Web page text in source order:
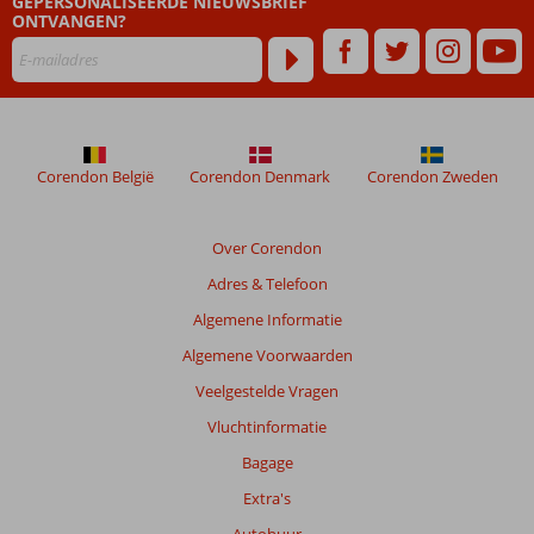
maanden
meer
om
de
ONTVANGEN?
Over Corendon
Adres & Telefoon
Algemene Informatie
Algemene Voorwaarden
Veelgestelde Vragen
Vluchtinformatie
Bagage
Extra's
Corendon België Corendon Denmark Corendon Zweden